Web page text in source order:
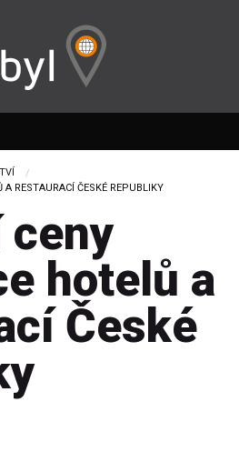
A RESTAURACÍ ČESKÉ REPUBLIKY
ceny
hotelů a
České